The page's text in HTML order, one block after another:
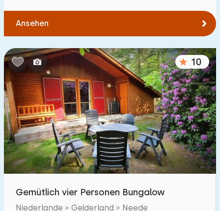
Ansehen
10
Gemütlich vier Personen Bungalow
Niederlande > Gelderland > Neede